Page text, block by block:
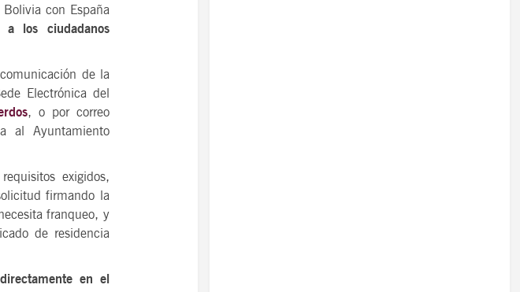
con España
a los ciudadanos
de la
Electrónica del
, o por correo
al Ayuntamiento
exigidos,
firmando la
franqueo, y
de residencia
en el